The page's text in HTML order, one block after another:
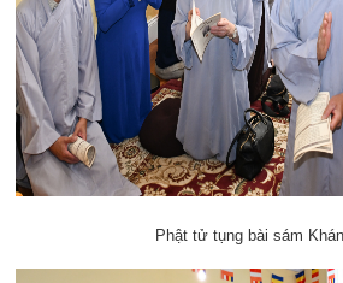
Phật tử tụng bài sám